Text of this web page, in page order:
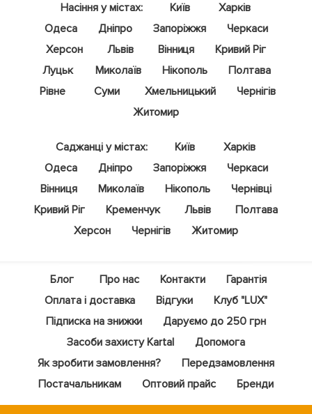
Насіння у містах:
Київ
Харків
Одеса
Дніпро Запоріжжя
Черкаси
Херсон
Львів Вінниця
Кривий Ріг
Луцьк
Миколаїв Нікополь
Полтава
Рівне
Суми Хмельницький
Чернігів
Житомир
Саджанці у містах: Київ
Харків
Одеса
Дніпро Запоріжжя
Черкаси
Вінниця
Миколаїв Нікополь
Чернівці
Кривий Ріг
Кременчук Львів
Полтава
Херсон
Чернігів Житомир
Блог Про нас Контакти
Гарантія
Оплата і доставка
Відгуки
Клуб "LUX"
Підписка на знижки
Даруємо до 250 грн
Засоби захисту Kartal
Допомога
Як зробити замовлення?
Передзамовлення
Постачальникам
Оптовий прайс Бренди